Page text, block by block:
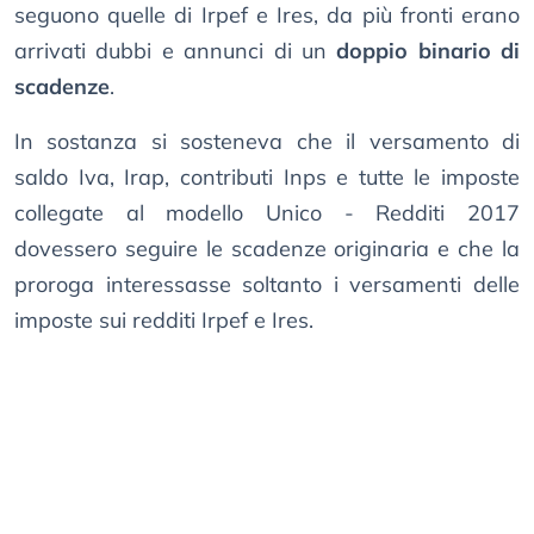
seguono quelle di Irpef e Ires, da più fronti erano
arrivati dubbi e annunci di undoppio binario di
scadenze.
In sostanza si sosteneva che il versamento di
saldo Iva, Irap, contributi Inps e tutte le imposte
collegate al modello Unico - Redditi 2017
dovessero seguire le scadenze originaria e che la
proroga interessasse soltanto i versamenti delle
imposte sui redditi Irpef e Ires.